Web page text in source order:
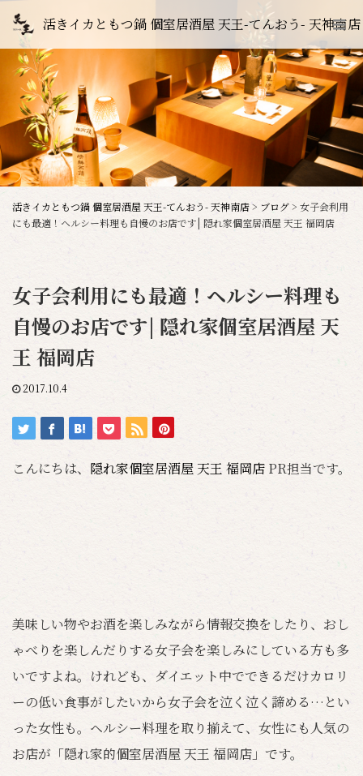
活きイカともつ鍋 個室居酒屋 天王-てんおう- 天神南店
活きイカともつ鍋 個室居酒屋 天王-てんおう- 天神南店> ブログ> 女子会利用
にも最適！ヘルシー料理も自慢のお店です| 隠れ家個室居酒屋 天王 福岡店
女子会利用にも最適！ヘルシー料理も
自慢のお店です| 隠れ家個室居酒屋 天
王 福岡店
2017.10.4
こんにちは、 隠れ家個室居酒屋 天王 福岡店 PR担当です。
美味しい物やお酒を楽しみながら情報交換をしたり、おし
ゃべりを楽しんだりする女子会を楽しみにしている方も多
いですよね。けれども、ダイエット中でできるだけカロリ
ーの低い食事がしたいから女子会を泣く泣く諦める…とい
った女性も。ヘルシー料理を取り揃えて、女性にも人気の
お店が「隠れ家的個室居酒屋 天王 福岡店」です。